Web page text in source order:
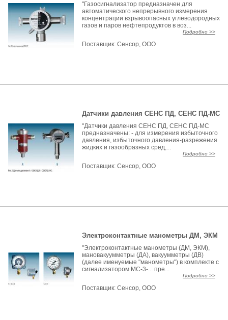
"Газосигнализатор предназначен для
автоматического непрерывного измерения
концентрации взрывоопасных углеводородных
газов и паров нефтепродуктов в воз...
Подробно >>
Поставщик:Сенсор, ООО
Датчики давления СЕНС ПД, СЕНС ПД-МС
"Датчики давления СЕНС ПД, СЕНС ПД-МС
предназначены: - для измерения избыточного
давления, избыточного давления-разрежения
жидких и газообразных сред,...
Подробно >>
Поставщик:Сенсор, ООО
Электроконтактные манометры ДМ, ЭКМ
"Электроконтактные манометры (ДМ, ЭКМ),
мановакуумметры (ДА), вакуумметры (ДВ)
(далее именуемые "манометры") в комплекте с
сигнализатором МС-3-... пре...
Подробно >>
Поставщик:Сенсор, ООО